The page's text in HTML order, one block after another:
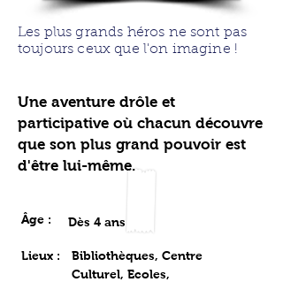
Les plus grands héros ne sont pas
toujours ceux que l'on imagine !
Une aventure drôle et
participative où chacun découvre
que son plus grand pouvoir est
d'être lui-même.
Âge : Dès 4 ans
Lieux :
Bibliothèques, Centre
Culturel, Ecoles,